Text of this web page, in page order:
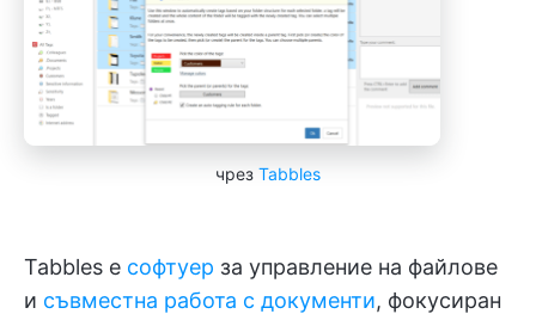
чрез Tabbles
Tabbles е софтуер за управление на файлове
и съвместна работа с документи, фокусиран